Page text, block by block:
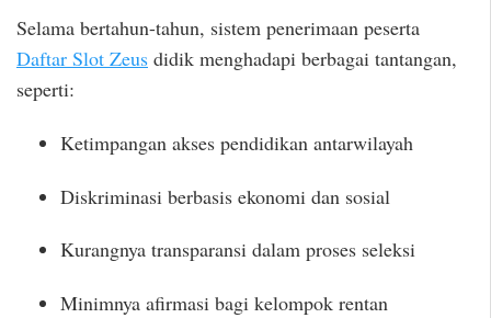
Selama bertahun-tahun, sistem penerimaan peserta
Daftar Slot Zeus didik menghadapi berbagai tantangan,
seperti:
Ketimpangan akses pendidikan antarwilayah
Diskriminasi berbasis ekonomi dan sosial
Kurangnya transparansi dalam proses seleksi
Minimnya afirmasi bagi kelompok rentan